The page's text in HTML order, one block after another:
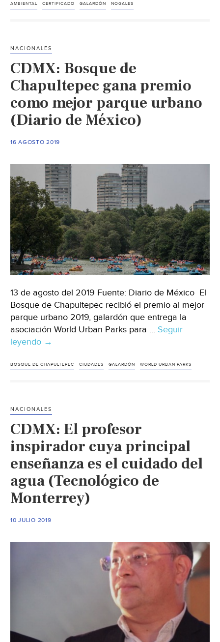
Continental
Ambiental”
Jornada)
AMBIENTAL CERTIFICADO GALARDÓN NOGALES
NACIONALES
CDMX: Bosque de
Chapultepec gana premio
como mejor parque urbano
(Diario de México)
16 AGOSTO 2019
13 de agosto del 2019 Fuente: Diario de México El
Bosque de Chapultepec recibió el premio al mejor
parque urbano 2019, galardón que entrega la
asociación World Urban Parks para … Seguir
leyendo CDMX:
de
como
mejor
parque
urbano
(Diario
de
México)
→
BOSQUE DE CHAPULTEPEC CIUDADES GALARDÓN WORLD URBAN PARKS
NACIONALES
CDMX: El profesor
inspirador cuya principal
enseñanza es el cuidado del
agua (Tecnológico de
Monterrey)
10 JULIO 2019